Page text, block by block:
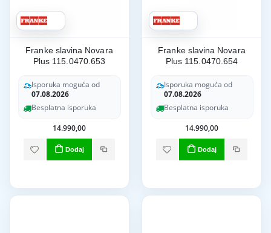
Franke slavina Novara
Plus 115.0470.653
Isporuka moguća od
07.08.2026
Besplatna isporuka
14.990,00
Dodaj
Franke slavina Novara
Plus 115.0470.654
Isporuka moguća od
07.08.2026
Besplatna isporuka
14.990,00
Dodaj